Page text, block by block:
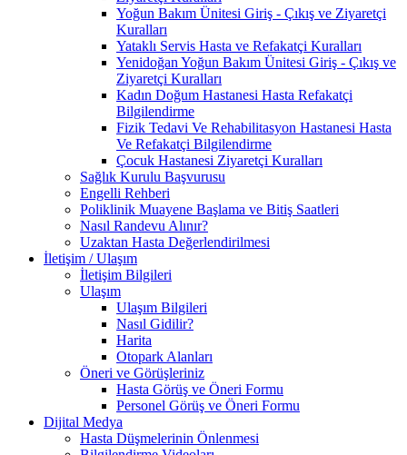
Yoğun Bakım Ünitesi Giriş - Çıkış ve Ziyaretçi
Kuralları
Yataklı Servis Hasta ve Refakatçi Kuralları
Yenidoğan Yoğun Bakım Ünitesi Giriş - Çıkış ve
Ziyaretçi Kuralları
Kadın Doğum Hastanesi Hasta Refakatçi
Bilgilendirme
Fizik Tedavi Ve Rehabilitasyon Hastanesi Hasta
Ve Refakatçi Bilgilendirme
Çocuk Hastanesi Ziyaretçi Kuralları
Sağlık Kurulu Başvurusu
Engelli Rehberi
Poliklinik Muayene Başlama ve Bitiş Saatleri
Nasıl Randevu Alınır?
Uzaktan Hasta Değerlendirilmesi
İletişim / Ulaşım
İletişim Bilgileri
Ulaşım
Ulaşım Bilgileri
Nasıl Gidilir?
Harita
Otopark Alanları
Öneri ve Görüşleriniz
Hasta Görüş ve Öneri Formu
Personel Görüş ve Öneri Formu
Dijital Medya
Hasta Düşmelerinin Önlenmesi